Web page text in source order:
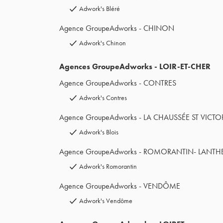
Adwork's Bléré
Agence GroupeAdworks - CHINON
Adwork's Chinon
Agences GroupeAdworks - LOIR-ET-CHER
Agence GroupeAdworks - CONTRES
Adwork's Contres
Agence GroupeAdworks - LA CHAUSSÉE ST
Adwork's Blois
Agence GroupeAdworks - ROMORANTIN-
Adwork's Romorantin
Agence GroupeAdworks - VENDÔME
Adwork's Vendôme